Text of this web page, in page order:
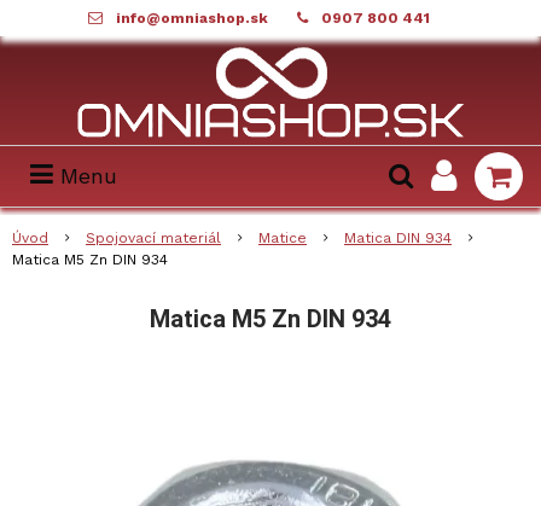
info@omniashop.sk 0907 800 441
Menu
Úvod Spojovací materiál Matice
Matica DIN 934
Matica M5 Zn DIN 934
Matica M5 Zn DIN 934